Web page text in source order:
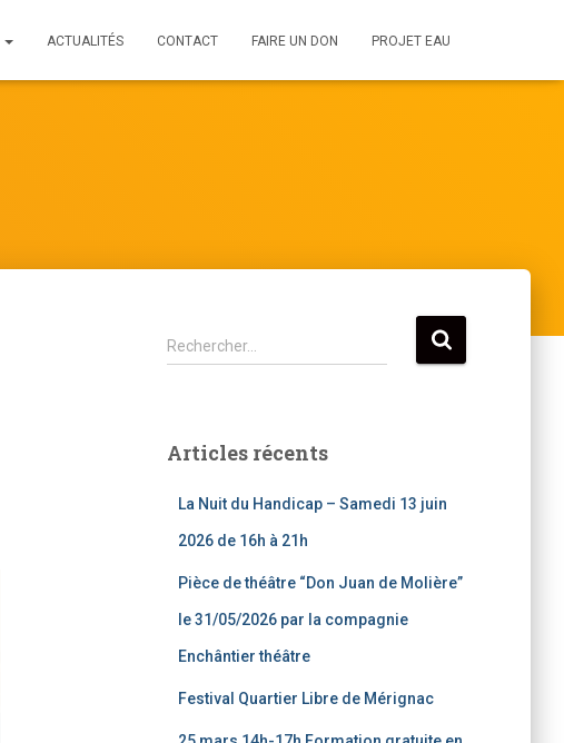
ACTUALITÉS CONTACT FAIRE UN DON PROJET EAU
R
e
r
Rechercher…
Articles récents
La Nuit du Handicap – Samedi 13 juin
2026 de 16h à 21h
Pièce de théâtre “Don Juan de Molière”
le 31/05/2026 par la compagnie
Enchântier théâtre
Festival Quartier Libre de Mérignac